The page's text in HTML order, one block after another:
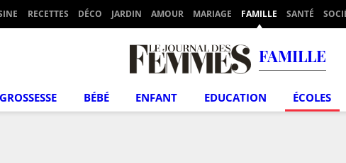
RECETTES DÉCO JARDIN AMOUR MARIAGE FAMILLE SANTÉ
FAMILLE
GROSSESSE BÉBÉ ENFANT EDUCATION ÉCOLES